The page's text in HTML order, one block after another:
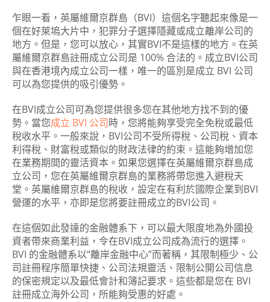
乍眼一看，英屬維爾京群島（BVI）這個名字聽起來像是一
個在好萊塢大片中，犯罪分子選擇隱藏或成立離岸公司的
地方。但是，您可以放心，其實BVI不是這樣的地方。在英
屬維爾京群島註冊成立公司是 100% 合法的。成立BVI公司
與在香港境內成立公司一樣，唯一的區別是成立 BVI 公司
可以為您提供的吸引優勢。
在BVI成立公司可為您提供很多您在其他地方找不到的優
勢。當您成立 BVI 公司時，您將能夠享受完全免稅或最低
稅收水平。一般來說，BVI公司不受所得稅、公司稅、資本
利得稅、財富稅或類似的財政法律的約束。這能夠增加您
在業務期間的靈活資本。如果您選擇在英屬維爾京群島成
立公司，您在英屬維爾京群島的業務將帶您進入避稅天
堂。英屬維爾京群島的稅收，設定在有利於國際企業到BVI
營運的水平，亦即是您將要註冊成立的BVI公司。
在這個如此發達的金融體系下，可以最大限度地為外國投
資者帶來商業利益，令在BVI成立公司成為流行的選擇。
BVI 的金融體系以“離岸金融中心”而著稱，其限制極少、公
司註冊程序簡單快捷、公司法規靈活、限制公開公司信息
的保密規定以及最低會計和簿記要求。這些都是您在 BVI
註冊成立海外公司，所能夠受惠的好處。